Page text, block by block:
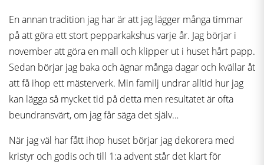
En annan tradition jag har är att jag lägger många timmar
på att göra ett stort pepparkakshus varje år. Jag börjar i
november att göra en mall och klipper ut i huset hårt papp.
Sedan börjar jag baka och ägnar många dagar och kvällar åt
att få ihop ett mästerverk. Min familj undrar alltid hur jag
kan lägga så mycket tid på detta men resultatet är ofta
beundransvärt, om jag får säga det själv…
När jag väl har fått ihop huset börjar jag dekorera med
kristyr och godis och till 1:a advent står det klart för